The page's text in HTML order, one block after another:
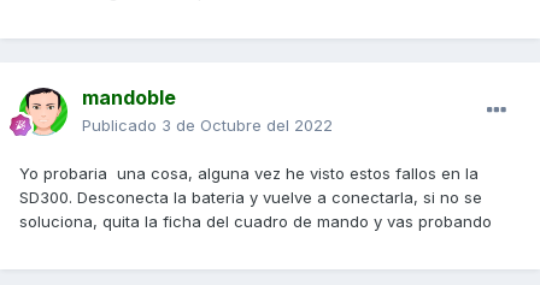
mandoble
Publicado 3 de Octubre del 2022
Yo probaria una cosa, alguna vez he visto estos fallos en la
SD300. Desconecta la bateria y vuelve a conectarla, si no se
soluciona, quita la ficha del cuadro de mando y vas probando